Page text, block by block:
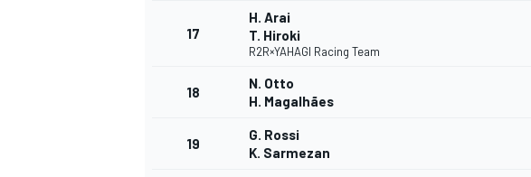
17
H. Arai
T. Hiroki
R2R×YAHAGI Racing Team
18
N. Otto
H. Magalhães
19
G. Rossi
K. Sarmezan